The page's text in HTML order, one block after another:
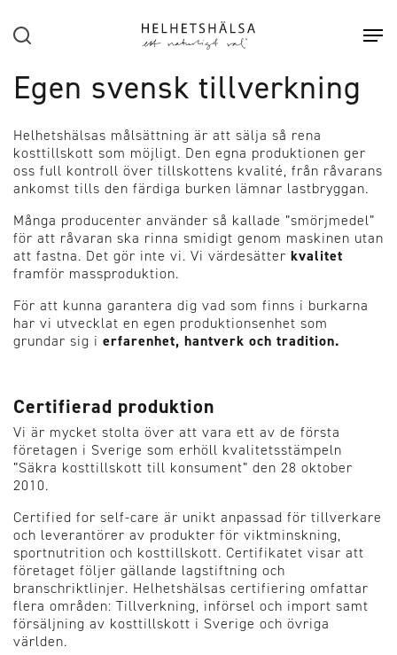
Sök
Egen svensk tillverkning
Helhetshälsas målsättning är att sälja så rena
kosttillskott som möjligt. Den egna produktionen ger
oss full kontroll över tillskottens kvalité, från råvarans
ankomst tills den färdiga burken lämnar lastbryggan.
Många producenter använder så kallade ”smörjmedel”
för att råvaran ska rinna smidigt genom maskinen utan
att fastna. Det gör inte vi. Vi värdesätter kvalitet
framför massproduktion.
För att kunna garantera dig vad som finns i burkarna
har vi utvecklat en egen produktionsenhet som
grundar sig i erfarenhet, hantverk och tradition.
Certifierad produktion
Vi är mycket stolta över att vara ett av de första
företagen i Sverige som erhöll kvalitetsstämpeln
”Säkra kosttillskott till konsument” den 28 oktober
2010.
Certified for self-care är unikt anpassad för tillverkare
och leverantörer av produkter för viktminskning,
sportnutrition och kosttillskott. Certifikatet visar att
företaget följer gällande lagstiftning och
branschriktlinjer. Helhetshälsas certifiering omfattar
flera områden: Tillverkning, införsel och import samt
försäljning av kosttillskott i Sverige och övriga
världen.